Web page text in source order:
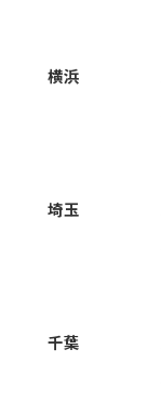
横浜
埼玉
千葉